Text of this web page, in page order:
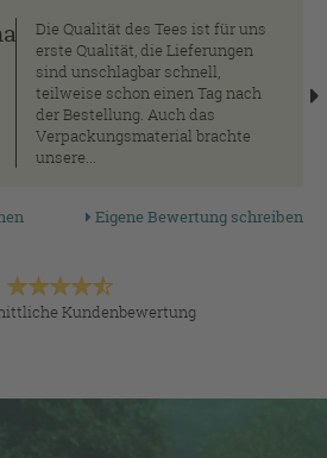
Die Qualität des Tees ist für uns
erste Qualität, die Lieferungen
sind unschlagbar schnell,
teilweise schon einen Tag nach
der Bestellung. Auch das
Verpackungsmaterial brachte
unsere...
Eigene Bewertung schreiben
Kundenbewertung